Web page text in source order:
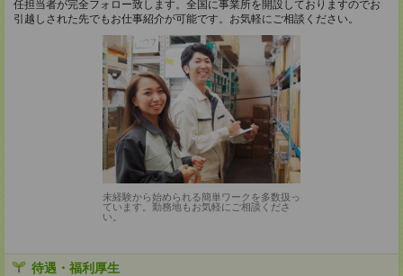
任担当者が完全フォロー致します。全国に事業所を開設しておりますのでお
引越しされた先でもお仕事紹介が可能です。お気軽にご相談ください。
未経験から始められる簡単ワークを多数扱っ
ています。勤務地もお気軽にご相談くださ
い。
待遇・福利厚生